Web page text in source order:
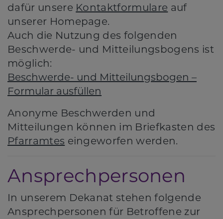
dafür unsere Kontaktformulare auf
unserer Homepage.
Auch die Nutzung des folgenden
Beschwerde- und Mitteilungsbogens ist
möglich:
Beschwerde- und Mitteilungsbogen –
Formular ausfüllen
Anonyme Beschwerden und
Mitteilungen können im Briefkasten des
Pfarramtes eingeworfen werden.
Ansprechpersonen
In unserem Dekanat stehen folgende
Ansprechpersonen für Betroffene zur